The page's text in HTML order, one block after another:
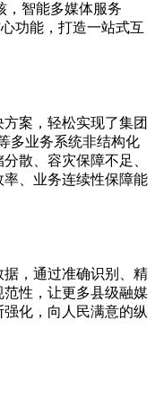
，智能多媒体服务
功能，打造一站式互
案，轻松实现了集团
多业务系统非结构化
散、容灾保障不足、
、业务连续性保障能
，通过准确识别、精
性，让更多县级融媒
化，向人民满意的纵